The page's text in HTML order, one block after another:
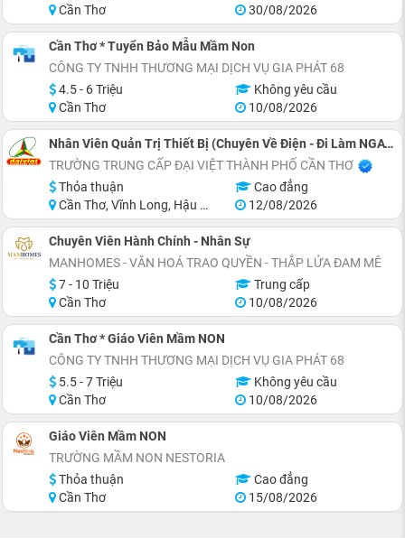
Cần Thơ
30/08/2026
Cần Thơ * Tuyển Bảo Mẫu Mầm Non
CÔNG TY TNHH THƯƠNG MẠI DỊCH VỤ GIA PHÁT 68
4.5 - 6 Triệu
Không yêu cầu
Cần Thơ
10/08/2026
Nhân Viên Quản Trị Thiết Bị (Chuyên Về Điện - Đi Làm NGAY)
TRƯỜNG TRUNG CẤP ĐẠI VIỆT THÀNH PHỐ CẦN THƠ
Thỏa thuận
Cao đẳng
Cần Thơ, Vĩnh Long, Hậu Giang
12/08/2026
Chuyên Viên Hành Chính - Nhân Sự
MANHOMES - VĂN HOÁ TRAO QUYỀN - THẮP LỬA ĐAM MÊ
7 - 10 Triệu
Trung cấp
Cần Thơ
10/08/2026
Cần Thơ * Giáo Viên Mầm NON
CÔNG TY TNHH THƯƠNG MẠI DỊCH VỤ GIA PHÁT 68
5.5 - 7 Triệu
Không yêu cầu
Cần Thơ
10/08/2026
Giáo Viên Mầm NON
TRƯỜNG MẦM NON NESTORIA
Thỏa thuận
Cao đẳng
Cần Thơ
15/08/2026